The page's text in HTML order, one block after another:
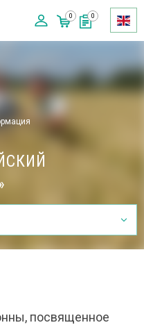
0 0
посвященное